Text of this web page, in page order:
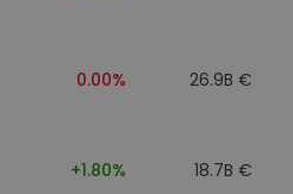
0.00% 26.9B €
+1.80% 18.7B €